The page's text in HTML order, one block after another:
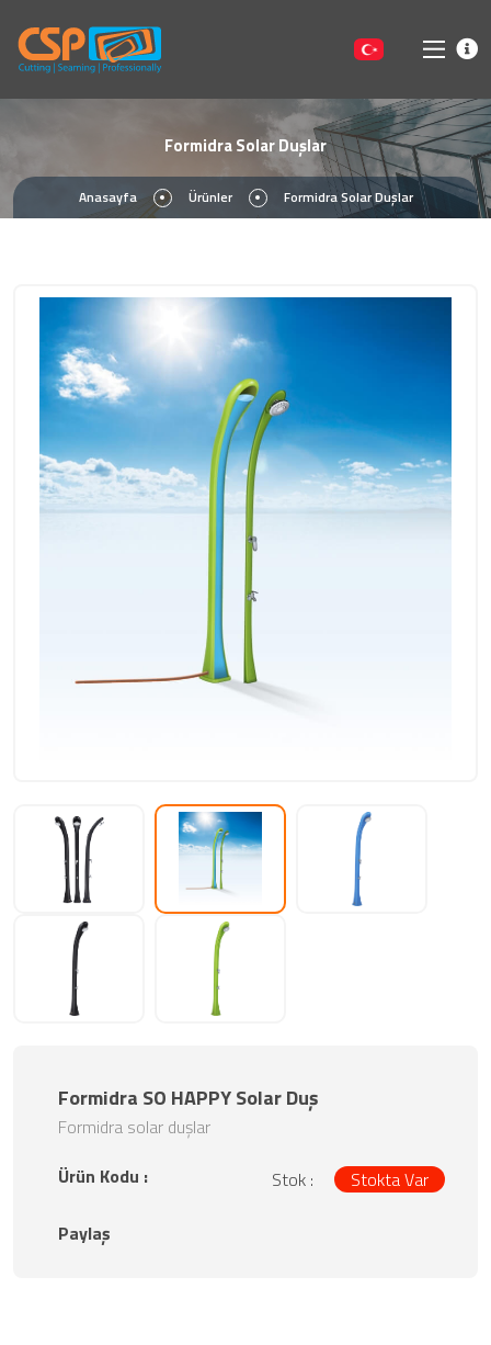
Formidra Solar Duşlar
Anasayfa Ürünler Formidra Solar Duşlar
Formidra SO HAPPY Solar Duş
Formidra solar duşlar
Stok :
Stokta Var
Ürün Kodu :
Paylaş